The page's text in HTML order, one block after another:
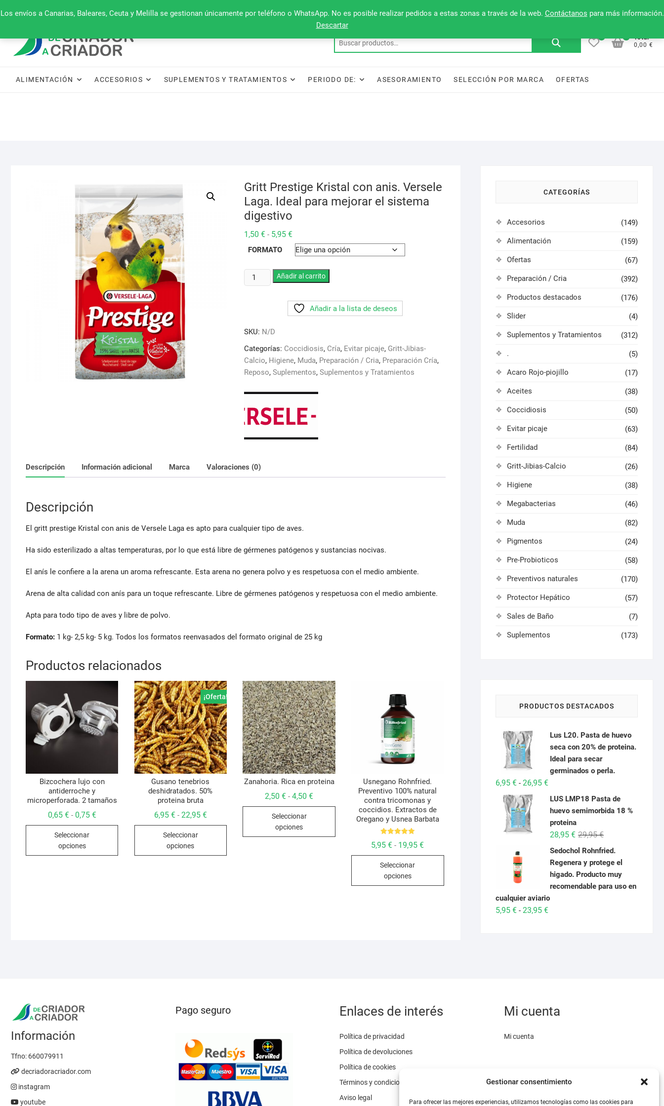
Gestionar consentimiento
Para ofrecer las mejores experiencias, utilizamos tecnologías como las cookies para
Los envíos a Canarias, Baleares, Ceuta y Melilla se gestionan únicamente por teléfono o WhatsApp. No es posible realizar pedidos a estas zonas a través de la web. Contáctanos para más información.
Descartar
al
660 079 911 Mi cuenta Lista de deseos
Buscar
Total
0,00 €
ALIMENTACIÓN ACCESORIOS SUPLEMENTOS Y TRATAMIENTOS PERIODO DE: ASESORAMIENTO SELECCIÓN POR MARCA OFERTAS
Gritt Prestige Kristal con anis. Versele
Laga. Ideal para mejorar el sistema
digestivo
1,50 € - 5,95 €Rango
precios:
desde
hasta
5,95 €
FORMATO
Gritt
Prestige
Versele
Laga.
Ideal
para
el
digestivo
Añadir al carrito
Añadir a la lista de deseos
SKU: N/D
Categorías: Coccidiosis, Cría, Evitar picaje, Gritt-Jibias-
Calcio, Higiene, Muda, Preparación / Cria, Preparación Cría,
Reposo, Suplementos, Suplementos y Tratamientos
Descripción Información adicional Marca Valoraciones (0)
Descripción
El gritt prestige Kristal con anis de Versele Laga es apto para cualquier tipo de aves.
Ha sido esterilizado a altas temperaturas, por lo que está libre de gérmenes patógenos y sustancias nocivas.
El anís le confiere a la arena un aroma refrescante. Esta arena no genera polvo y es respetuosa con el medio ambiente.
Arena de alta calidad con anís para un toque refrescante. Libre de gérmenes patógenos y respetuosa con el medio ambiente.
Apta para todo tipo de aves y libre de polvo.
Formato: 1 kg- 2,5 kg- 5 kg. Todos los formatos reenvasados del formato original de 25 kg
Productos relacionados
Bizcochera lujo con
antiderroche y
microperforada. 2 tamaños
0,65 € - 0,75 €Rango
0,75 €
Seleccionar
opciones
Este
¡Oferta!
Gusano tenebrios
deshidratados. 50%
proteina bruta
6,95 € - 22,95 €Rango
22,95 €
Seleccionar
opciones
Este
producto
Zanahoria. Rica en proteina
2,50€ - 4,50€Rango
4,50 €
Seleccionar
opciones
Este
producto
variantes.
Usnegano Rohnfried.
Preventivo 100% natural
contra tricomonas y
coccidios. Extractos de
Oregano y Usnea Barbata
con
de 5
5,95€ - 19,95€Rango
19,95 €
Seleccionar
opciones
Este
CATEGORÍAS
Accesorios (149)
Alimentación (159)
Ofertas (67)
Preparación / Cria (392)
Productos destacados (176)
Slider (4)
Suplementos y Tratamientos (312)
. (5)
Acaro Rojo-piojillo (17)
Aceites (38)
Coccidiosis (50)
Evitar picaje (63)
Fertilidad (84)
Gritt-Jibias-Calcio (26)
Higiene (38)
Megabacterias (46)
Muda (82)
Pigmentos (24)
Pre-Probioticos (58)
Preventivos naturales (170)
Protector Hepático (57)
Sales de Baño (7)
Suplementos (173)
PRODUCTOS DESTACADOS
Lus L20. Pasta de huevo
seca con 20% de proteina.
Ideal para secar
germinados o perla.
6,95 € - 26,95 €Rango
de
precios:
desde
6,95 €
hasta
26,95 €
LUS LMP18 Pasta de
huevo semimorbida 18 %
proteina
29,95€El
precio
original
era:
29,95 €.
28,95 €
El
precio
actual
es:
28,95 €.
Sedochol Rohnfried.
Regenera y protege el
higado. Producto muy
recomendable para uso en
cualquier aviario
5,95 € - 23,95 €Rango
Información
Tfno: 660079911
decriadoracriador.com
instagram
youtube
Pago seguro Enlaces de interés
Política de privacidad
Política de devoluciones
Política de cookies
Términos y condiciones
Aviso legal
Mi cuenta
Mi cuenta